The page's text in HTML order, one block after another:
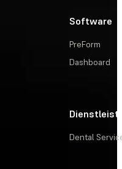
Software
PreForm
Dashboard
Dental